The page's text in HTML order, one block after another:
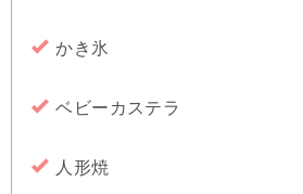
かき氷
ベビーカステラ
人形焼